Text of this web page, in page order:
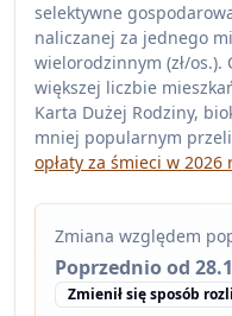
selektywne
naliczanej za jednego
wielorodzinnym (zł/os.).
większej liczbie
Karta Dużej Rodziny,
mniej popularnym
opłaty za śmieci w 2026
Zmiana względem
Poprzednio od
Zmienił się sposób